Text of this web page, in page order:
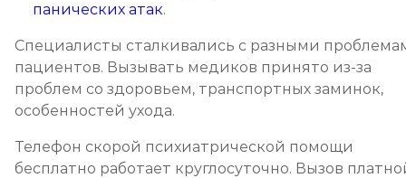
панических атак.
Специалисты сталкивались с разными
пациентов. Вызывать медиков принято из-за
проблем со здоровьем, транспортных заминок,
особенностей ухода.
Телефон скорой психиатрической помощи
бесплатно работает круглосуточно. Вызов